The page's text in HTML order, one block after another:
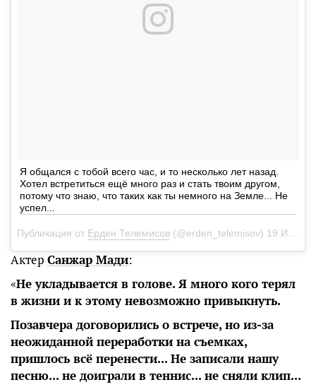
Я общался с тобой всего час, и то несколько лет назад.
Хотел встретиться ещё много раз и стать твоим другом,
потому что знаю, что таких как ты немного на Земле... Не
успел...
Публикация от Ерден Телемисов (@erden_telemisov) 19 Июл 2018 в 5:27 PDT
Актер Санжар Мади:
«Не укладывается в голове. Я много кого терял
в жизни и к этому невозможно привыкнуть.
Позавчера договорились о встрече, но из-за
неожиданной переработки на съемках,
пришлось всё перенести... Не записали нашу
песню... не доиграли в теннис... не сняли клип...